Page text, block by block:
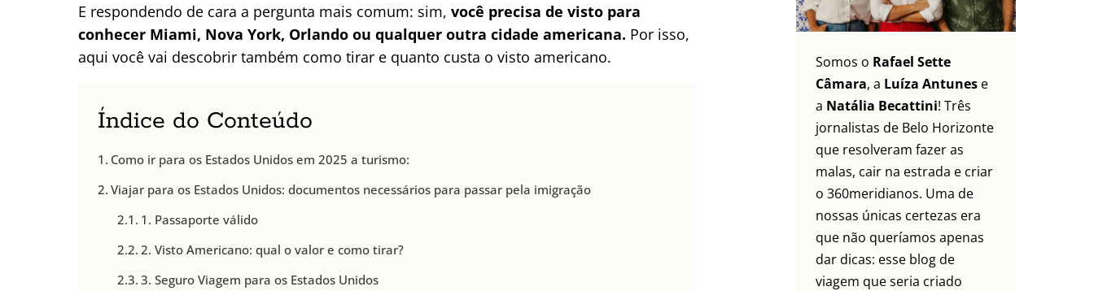
E respondendo de cara a pergunta mais comum: sim, você precisa de visto para
conhecer Miami, Nova York, Orlando ou qualquer outra cidade americana. Por isso,
aqui você vai descobrir também como tirar e quanto custa o visto americano.
Índice do Conteúdo
Como ir para os Estados Unidos em 2025 a turismo:
Viajar para os Estados Unidos: documentos necessários para passar pela imigração
1. Passaporte válido
2. Visto Americano: qual o valor e como tirar?
3. Seguro Viagem para os Estados Unidos
Somos o Rafael Sette
Câmara, a Luíza Antunes e
a Natália Becattini! Três
jornalistas de Belo Horizonte
que resolveram fazer as
malas, cair na estrada e criar
o 360meridianos. Uma de
nossas únicas certezas era
que não queríamos apenas
dar dicas: esse blog de
viagem que seria criado